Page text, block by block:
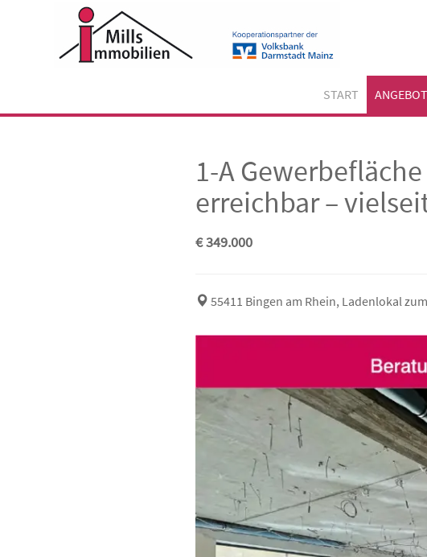
START
1-A
erreichbar –
€ 349.000
55411 Bingen am Rhein, Ladenlokal